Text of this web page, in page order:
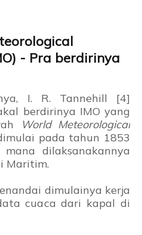
- Pra berdirinya
I. R. Tannehill [4]
berdirinya IMO yang
World Meteorological
pada tahun 1853
dilaksanakannya
Maritim.
dimulainya kerja
cuaca dari kapal di